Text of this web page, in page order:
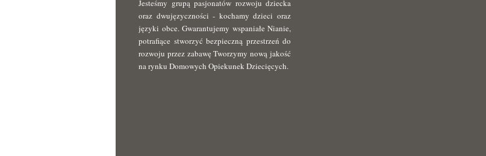
Jesteśmy grupą pasjonatów rozwoju dziecka
oraz dwujęzyczności - kochamy dzieci oraz
języki obce. Gwarantujemy wspaniałe Nianie,
potrafiące stworzyć bezpieczną przestrzeń do
rozwoju przez zabawę Tworzymy nową jakość
na rynku Domowych Opiekunek Dziecięcych.